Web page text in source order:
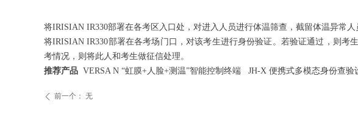
将IRISIAN IR330部署在各考区入口处，对进入人员进行体温筛查，截留体温异常人
将IRISIAN IR330部署在各考场门口，对该考生进行身份验证。若验证通过，则考
考情况，则将此人和考生做征信处理。
推荐产品 VERSA N “虹膜+人脸+测温”智能控制终端 JH-X 便携式多模态身份查验
ꄴ 前一个： 无